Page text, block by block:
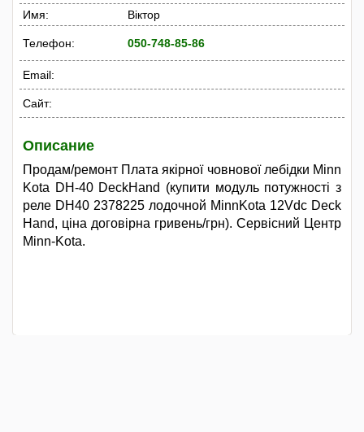
Имя:
Віктор
Телефон: 050-748-85-86
Email:
Сайт:
Описание
Продам/ремонт Плата якірної човнової лебідки Minn
Kota DH-40 DeckHand (купити модуль потужності з
реле DH40 2378225 лодочной MinnKota 12Vdc Deck
Hand, ціна договірна гривень/грн). Сервісний Центр
Minn-Kota.